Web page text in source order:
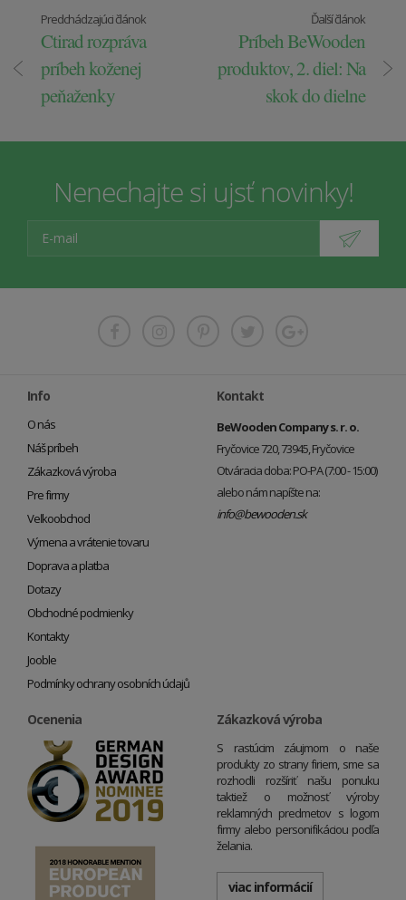
Predchádzajúci článok
Ctirad rozpráva
príbeh koženej
peňaženky
Ďalší článok
Príbeh BeWooden
produktov, 2. diel: Na
skok do dielne
Nenechajte si ujsť novinky!
Info
O nás
Náš príbeh
Zákazková výroba
Pre firmy
Veľkoobchod
Výmena a vrátenie tovaru
Doprava a platba
Dotazy
Obchodné podmienky
Kontakty
Jooble
Podmínky ochrany osobních údajů
Kontakt
BeWooden Company s. r. o.
Fryčovice 720, 73945, Fryčovice
Otváracia doba: PO-PA (7:00 - 15:00)
alebo nám napíšte na:
info@bewooden.sk
Ocenenia Zákazková výroba
S rastúcim záujmom o naše
produkty zo strany firiem, sme sa
rozhodli rozšíriť našu ponuku
taktiež o možnosť výroby
reklamných predmetov s logom
firmy alebo personifikáciou podľa
želania.
viac informácií